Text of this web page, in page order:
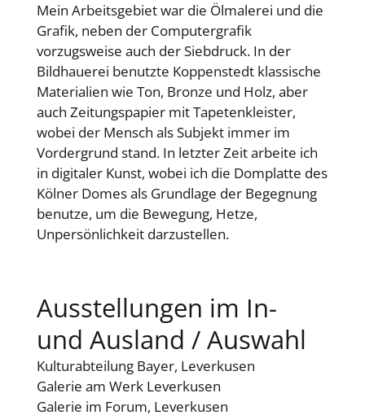
Mein Arbeitsgebiet war die Ölmalerei und die
Grafik, neben der Computergrafik
vorzugsweise auch der Siebdruck. In der
Bildhauerei benutzte Koppenstedt klassische
Materialien wie Ton, Bronze und Holz, aber
auch Zeitungspapier mit Tapetenkleister,
wobei der Mensch als Subjekt immer im
Vordergrund stand. In letzter Zeit arbeite ich
in digitaler Kunst, wobei ich die Domplatte des
Kölner Domes als Grundlage der Begegnung
benutze, um die Bewegung, Hetze,
Unpersönlichkeit darzustellen.
Ausstellungen im In-
und Ausland / Auswahl
Kulturabteilung Bayer, Leverkusen
Galerie am Werk Leverkusen
Galerie im Forum, Leverkusen